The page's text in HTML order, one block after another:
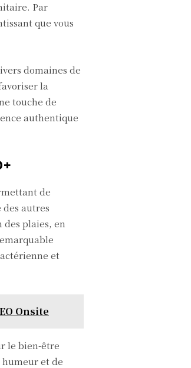
Par
que vous
domaines de
la
touche de
authentique
de
des autres
plaies, en
et
Onsite
le bien-être
et de